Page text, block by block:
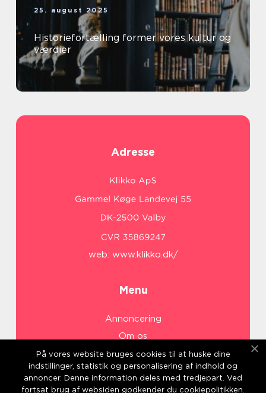
25. august 2025
Historiefortælling former vores kultur og
værdier
Adresse
web: www.klikko.dk/
Menu
Annoncering
Om os
Cookies
Kontakt os
Sitemap
På vores website bruges cookies til at huske dine
indstillinger, statistik og personalisering af indhold og
annoncer. Denne information deles med tredjepart. Ved
fortsat brug af websiden godkender du cookiepolitikken.